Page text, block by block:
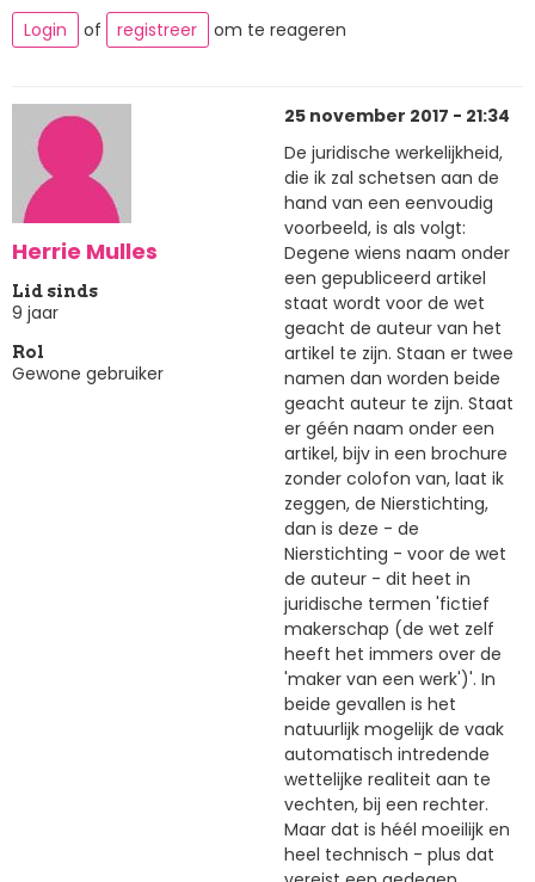
Login
of registreer om te reageren
Herrie Mulles
Lid sinds
9 jaar
Rol
Gewone gebruiker
25 november 2017 - 21:34
De juridische werkelijkheid,
die ik zal schetsen aan de
hand van een eenvoudig
voorbeeld, is als volgt:
Degene wiens naam onder
een gepubliceerd artikel
staat wordt voor de wet
geacht de auteur van het
artikel te zijn. Staan er twee
namen dan worden beide
geacht auteur te zijn. Staat
er géén naam onder een
artikel, bijv in een brochure
zonder colofon van, laat ik
zeggen, de Nierstichting,
dan is deze - de
Nierstichting - voor de wet
de auteur - dit heet in
juridische termen 'fictief
makerschap (de wet zelf
heeft het immers over de
'maker van een werk')'. In
beide gevallen is het
natuurlijk mogelijk de vaak
automatisch intredende
wettelijke realiteit aan te
vechten, bij een rechter.
Maar dat is héél moeilijk en
heel technisch - plus dat